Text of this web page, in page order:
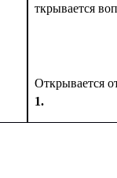
ткрывается
Открывается
1.